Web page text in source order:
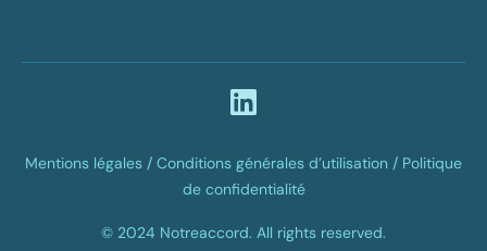
© 2024 Notreaccord. All rights reserved.
Mentions légales / Conditions générales d’utilisation / Politique
de confidentialité